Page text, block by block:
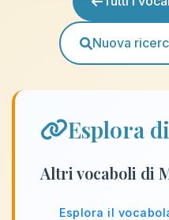
Nuova
Esplora
Altri vocaboli di
Esplora il